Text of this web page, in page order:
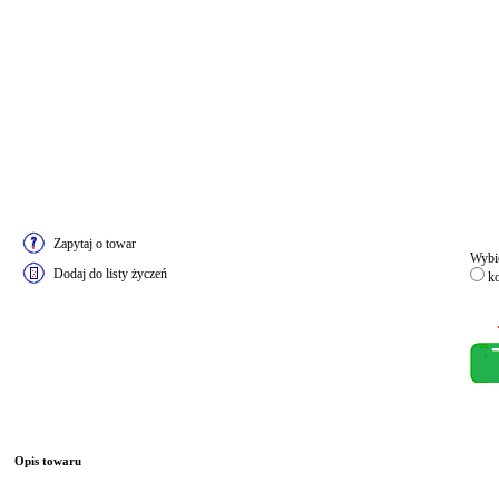
Zapytaj o towar
Dodaj do listy życzeń
Opis towaru